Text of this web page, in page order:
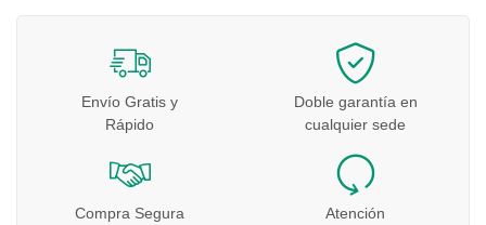
Envío Gratis y
Rápido
Doble garantía en
cualquier sede
Compra Segura
Atención